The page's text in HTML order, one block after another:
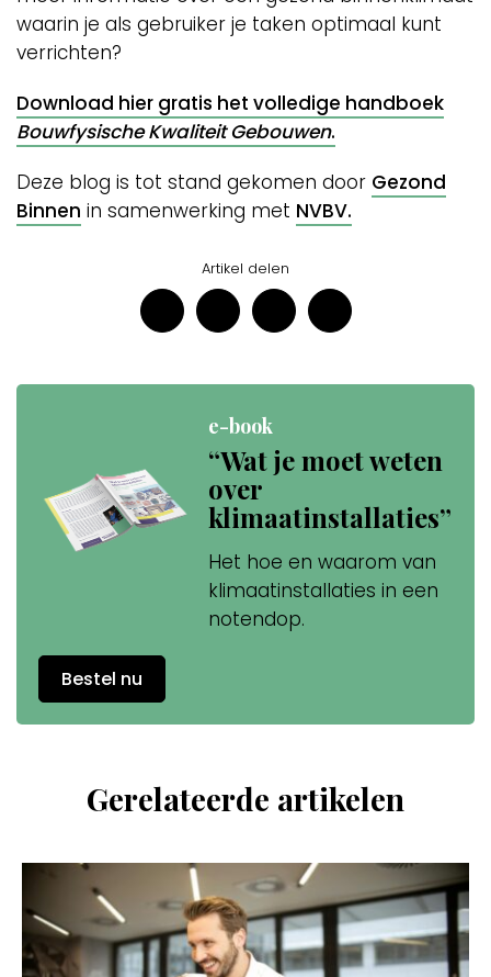
waarin je als gebruiker je taken optimaal kunt
verrichten?
Download hier gratis het volledige handboek
Bouwfysische Kwaliteit Gebouwen.
Deze blog is tot stand gekomen door Gezond
Binnen in samenwerking met NVBV.
Artikel delen
e-book
“Wat je moet weten
over
klimaatinstallaties”
Het hoe en waarom van
klimaatinstallaties in een
notendop.
Bestel nu
Gerelateerde artikelen